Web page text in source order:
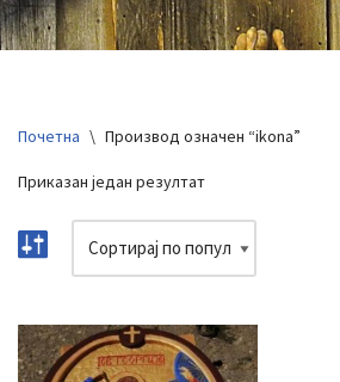
Почетна \ Производ oзначен “ikona”
Приказан један резултат